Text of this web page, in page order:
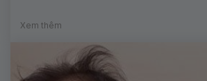
Xem thêm